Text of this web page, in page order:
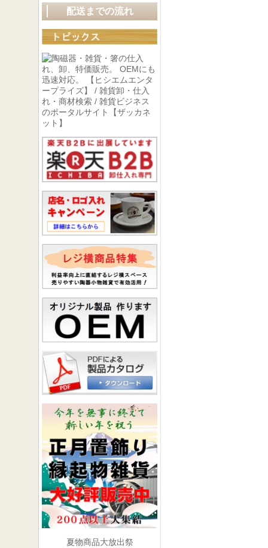
配送までの流れ
夏物商品大放出祭